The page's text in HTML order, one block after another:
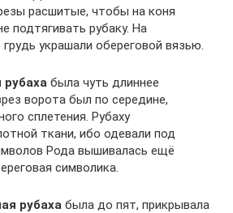
расшитые, чтобы на коня
подтягивать рубаку. На
украшали обереговой вязью.
рубаха была чуть длиннее
ворота был по середине,
сплетения. Рубаху
ткани, ибо одевали под
Рода вышивалась ещё
символика.
рубаха была до пят, прикрывала